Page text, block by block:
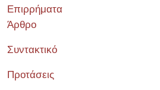
Επιρρήματα
Άρθρο
Συντακτικό
Προτάσεις